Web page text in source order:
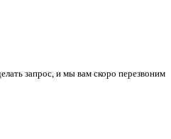
запрос, и мы вам скоро перезвоним